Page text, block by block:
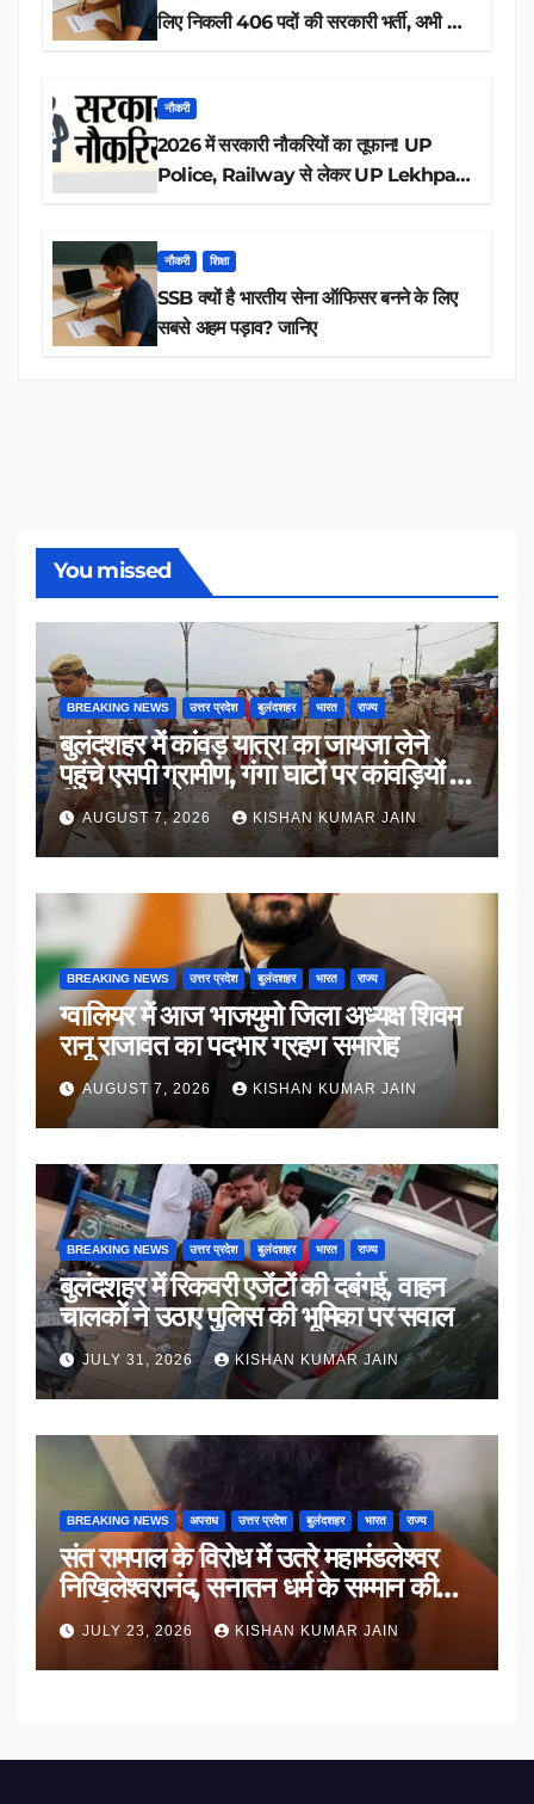
लिए निकली 406 पदों की सरकारी भर्ती, अभी करें
नौकरी
2026 में सरकारी नौकरियों का तूफान! UP
Police, Railway से लेकर UP Lekhpal
नौकरी शिक्षा
SSB क्यों है भारतीय सेना ऑफिसर बनने के लिए
सबसे अहम पड़ाव? जानिए
You missed
BREAKING NEWS उत्तर प्रदेश बुलंदशहर भारत राज्य
बुलंदशहर में कांवड़ यात्रा का जायजा लेने
पहुंचे एसपी ग्रामीण, गंगा घाटों पर कांवड़ियों से
किया संवाद
AUGUST 7, 2026 KISHAN KUMAR JAIN
BREAKING NEWS उत्तर प्रदेश बुलंदशहर भारत राज्य
ग्वालियर में आज भाजयुमो जिला अध्यक्ष शिवम
रानू राजावत का पदभार ग्रहण समारोह
AUGUST 7, 2026 KISHAN KUMAR JAIN
BREAKING NEWS उत्तर प्रदेश बुलंदशहर भारत राज्य
बुलंदशहर में रिकवरी एजेंटों की दबंगई, वाहन
चालकों ने उठाए पुलिस की भूमिका पर सवाल
JULY 31, 2026 KISHAN KUMAR JAIN
BREAKING NEWS अपराध उत्तर प्रदेश बुलंदशहर भारत राज्य
संत रामपाल के विरोध में उतरे महामंडलेश्वर
निखिलेश्वरानंद, सनातन धर्म के सम्मान की
उठाई मांग
JULY 23, 2026 KISHAN KUMAR JAIN